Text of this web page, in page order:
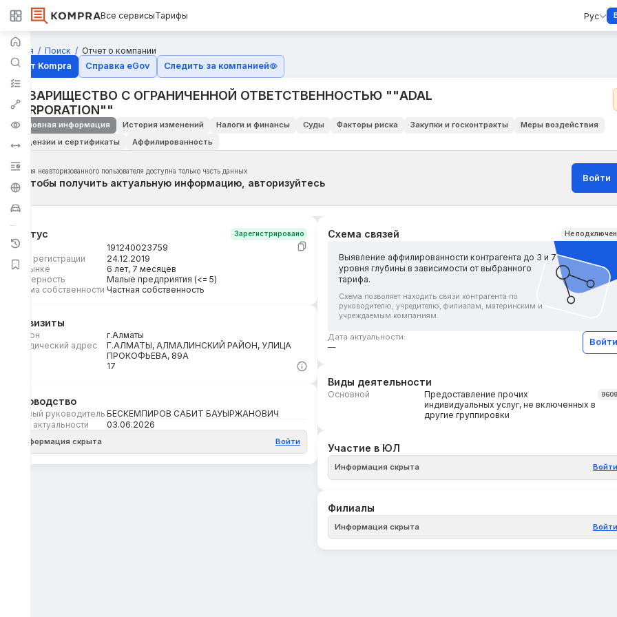
Все сервисыТарифы Рус
Главная Поиск
Отчет о компании
Отчёт Kompra
Справка eGov Следить за компанией
ТОВАРИЩЕСТВО С ОГРАНИЧЕННОЙ ОТВЕТСТВЕННОСТЬЮ ""ADAL
CORPORATION""
Основная информация История изменений Налоги и финансы Суды Факторы риска Закупки и госконтракты
Меры воздействия
Лицензии и сертификаты
Аффилированность
Для неавторизованного пользователя доступна только часть данных
Чтобы получить актуальную информацию, авторизуйтесь Войти
Статус Зарегистрировано
БИН
191240023759
Дата регистрации
24.12.2019
На рынке
6 лет, 7 месяцев
Размерность
Малые предприятия (<= 5)
Форма собственности Частная собственность
Реквизиты
Регион
г.Алматы
Юридический адрес
Г.АЛМАТЫ, АЛМАЛИНСКИЙ РАЙОН, УЛИЦА
ПРОКОФЬЕВА, 89А
17
Руководство
Первый руководитель БЕСКЕМПИРОВ САБИТ БАУЫРЖАНОВИЧ
Дата актуальности
03.06.2026
Информация скрыта Войти
Схема связей Не
Выявление аффилированности контрагента до 3 и 7
уровня глубины в зависимости от выбранного
тарифа.
Схема позволяет находить связи контрагента по
руководителю, учредителю, филиалам, материнским и
учреждаемым компаниям.
Дата актуальности:
—
Войти
Виды деятельности
Основной
Предоставление прочих
индивидуальных услуг, не включенных в
другие группировки
Участие в ЮЛ
Информация скрыта Войти
Филиалы
Информация скрыта Войти